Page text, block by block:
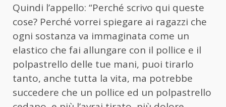
Quindi l’appello: “Perché scrivo qui queste
cose? Perché vorrei spiegare ai ragazzi che
ogni sostanza va immaginata come un
elastico che fai allungare con il pollice e il
polpastrello delle tue mani, puoi tirarlo
tanto, anche tutta la vita, ma potrebbe
succedere che un pollice ed un polpastrello